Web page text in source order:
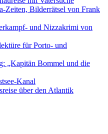
Zeiten, Bilderrätsel von Frank
und Nizzakrimi von
für Porto- und
„Kapitän Bommel und die
Kanal
über den Atlantik